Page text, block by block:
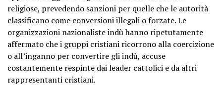
religiose, prevedendo sanzioni per quelle che le autorità
classificano come conversioni illegali o forzate. Le
organizzazioni nazionaliste indù hanno ripetutamente
affermato che i gruppi cristiani ricorrono alla coercizione
o all’inganno per convertire gli indù, accuse
costantemente respinte dai leader cattolici e da altri
rappresentanti cristiani.